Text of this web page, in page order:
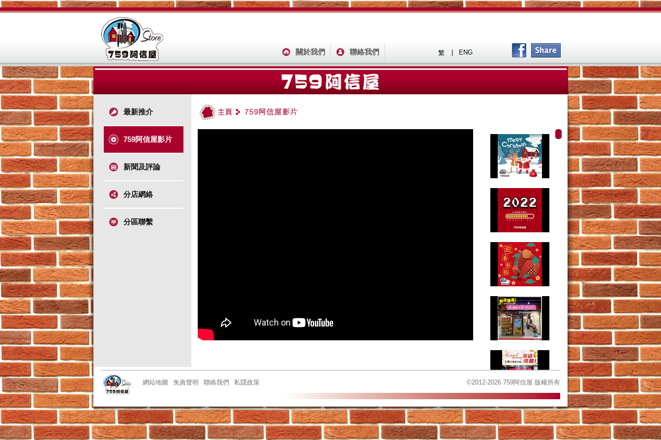
繁 ENG
關於我們 聯絡我們
最新推介
759阿信屋影片
新聞及評論
分店網絡
分區聯繫
網站地圖 免責聲明 聯絡我們 私隱政策 ©2012-2026 759阿信屋 版權所有